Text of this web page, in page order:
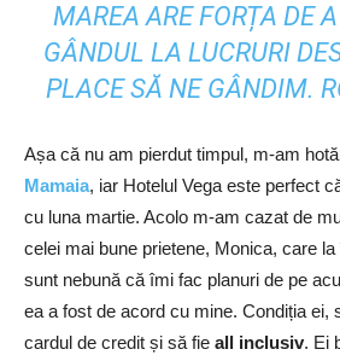
MAREA ARE FORȚA DE
GÂNDUL LA LUCRURI
PLACE SĂ NE GÂNDIM.
Așa că nu am pierdut timpul, m-am
Mamaia, iar Hotelul Vega este perfect
cu luna martie. Acolo m-am cazat de
celei mai bune prietene, Monica, care
sunt nebună că îmi fac planuri de pe
ea a fost de acord cu mine. Condiția ei,
cardul de credit și să fie all inclusiv. Ei